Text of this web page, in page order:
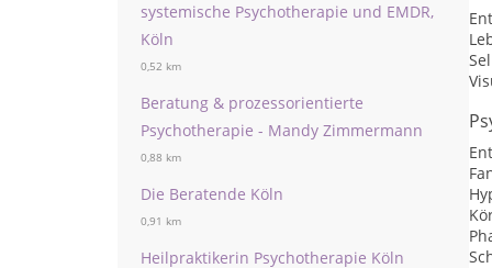
systemische Psychotherapie und EMDR,
Köln
0,52 km
Beratung & prozessorientierte
Psychotherapie - Mandy Zimmermann
0,88 km
Die Beratende Köln
0,91 km
Heilpraktikerin Psychotherapie Köln